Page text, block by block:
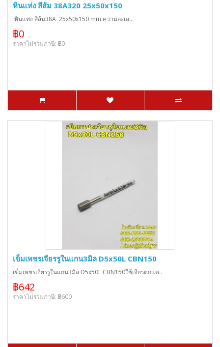
หินแท่ง สีส้ม 38A320 25x50x150
หินแท่ง สีส้ม38A 25x50x150 mm.ความละเอ..
฿0
ราคาไม่รวมภาษี: ฿0
เข็มเพชรเจียรรูในแกน3มิล D5x50L CBN150
เข็มเพชรเจียรรูในแกน3มิล D5x50L CBN150ใช้เจียรตกแต..
฿642
ราคาไม่รวมภาษี: ฿600